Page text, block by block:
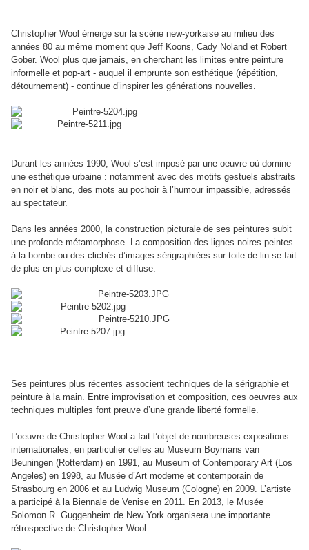
Christopher Wool émerge sur la scène new-yorkaise au milieu des
années 80 au même moment que Jeff Koons, Cady Noland et Robert
Gober. Wool plus que jamais, en cherchant les limites entre peinture
informelle et pop-art - auquel il emprunte son esthétique (répétition,
détournement) - continue d’inspirer les générations nouvelles.
Durant les années 1990, Wool s’est imposé par une oeuvre où domine
une esthétique urbaine : notamment avec des motifs gestuels abstraits
en noir et blanc, des mots au pochoir à l’humour impassible, adressés
au spectateur.
Dans les années 2000, la construction picturale de ses peintures subit
une profonde métamorphose. La composition des lignes noires peintes
à la bombe ou des clichés d’images sérigraphiées sur toile de lin se fait
de plus en plus complexe et diffuse.
Ses peintures plus récentes associent techniques de la sérigraphie et
peinture à la main. Entre improvisation et composition, ces oeuvres aux
techniques multiples font preuve d’une grande liberté formelle.
L’oeuvre de Christopher Wool a fait l’objet de nombreuses expositions
internationales, en particulier celles au Museum Boymans van
Beuningen (Rotterdam) en 1991, au Museum of Contemporary Art (Los
Angeles) en 1998, au Musée d’Art moderne et contemporain de
Strasbourg en 2006 et au Ludwig Museum (Cologne) en 2009. L’artiste
a participé à la Biennale de Venise en 2011. En 2013, le Musée
Solomon R. Guggenheim de New York organisera une importante
rétrospective de Christopher Wool.